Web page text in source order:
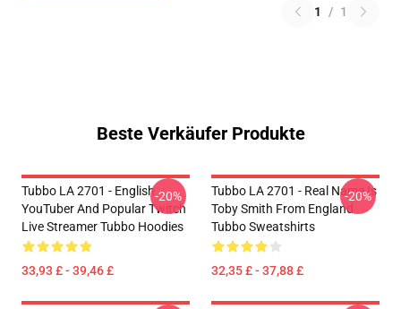
1 / 1
Beste Verkäufer Produkte
Tubbo LA 2701 - English
YouTuber And Popular Twitch
Live Streamer Tubbo Hoodies
33,93 £ - 39,46 £
-20%
Tubbo LA 2701 - Real Name Is
Toby Smith From England
Tubbo Sweatshirts
32,35 £ - 37,88 £
-20%